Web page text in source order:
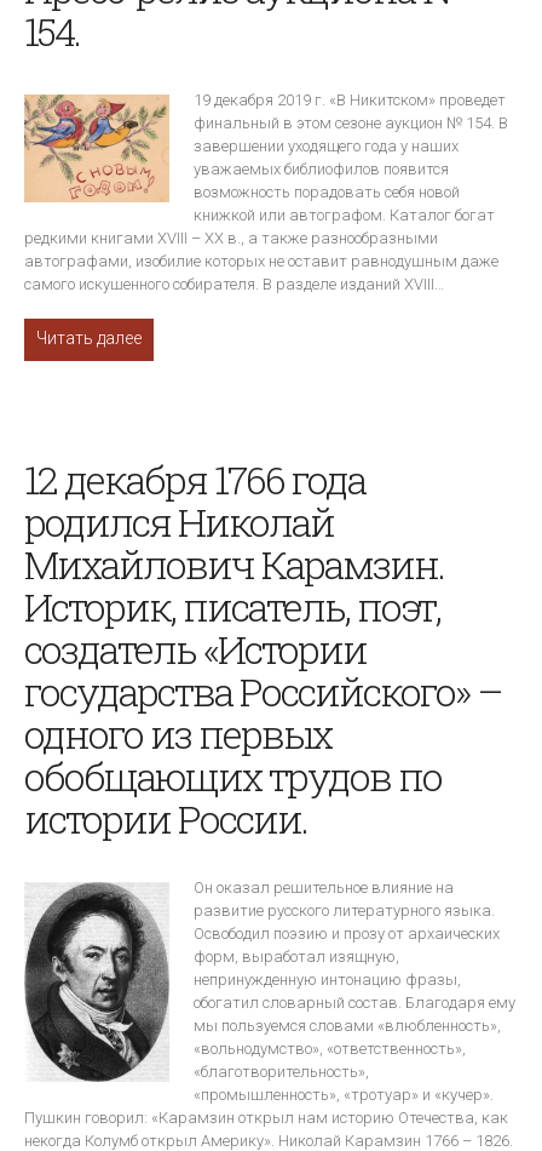
154.
19 декабря 2019 г. «В Никитском» проведет
финальный в этом сезоне аукцион № 154. В
завершении уходящего года у наших
уважаемых библиофилов появится
возможность порадовать себя новой
книжкой или автографом. Каталог богат
редкими книгами XVIII – XX в., а также разнообразными
автографами, изобилие которых не оставит равнодушным даже
самого искушенного собирателя. В разделе изданий XVIII…
Читать далее
12 декабря 1766 года
родился Николай
Михайлович Карамзин.
Историк, писатель, поэт,
создатель «Истории
государства Российского» –
одного из первых
обобщающих трудов по
истории России.
Он оказал решительное влияние на
развитие русского литературного языка.
Освободил поэзию и прозу от архаических
форм, выработал изящную,
непринужденную интонацию фразы,
обогатил словарный состав. Благодаря ему
мы пользуемся словами «влюбленность»,
«вольнодумство», «ответственность»,
«благотворительность»,
«промышленность», «тротуар» и «кучер».
Пушкин говорил: «Карамзин открыл нам историю Отечества, как
некогда Колумб открыл Америку». Николай Карамзин 1766 – 1826.